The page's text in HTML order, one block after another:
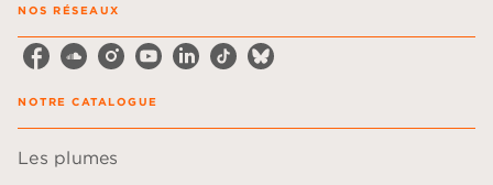
NOS RÉSEAUX
NOTRE CATALOGUE
Les plumes